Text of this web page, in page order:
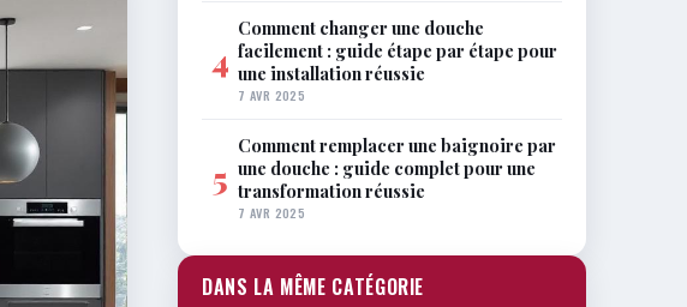
4
Comment changer une douche
facilement : guide étape par étape pour
une installation réussie
7 AVR 2025
5
Comment remplacer une baignoire par
une douche : guide complet pour une
transformation réussie
7 AVR 2025
DANS LA MÊME CATÉGORIE